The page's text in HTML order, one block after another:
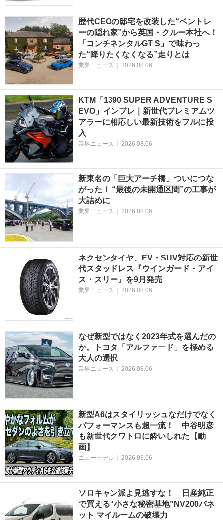
歴代CEOの邸宅を改装した“ベントレ
ーの隠れ家”から英国・クルー本社へ！
「コンチネンタルGT S」で味わっ
た“降りたくなくなる”走りとは
業界ニュース | 2026.08.06
KTM「1390 SUPER ADVENTURE S
EVO」インプレ｜新世代プレミアムツ
アラーに相応しい最新技術をフルに投
入
業界ニュース | 2026.08.06
新東名の「巨大アーチ橋」ついにつな
がった！ “最後の未開通区間”の工事が
大詰めに
業界ニュース | 2026.08.06
ネクセンタイヤ、EV・SUV対応の新世
代スタッドレス『ウインガード・アイ
ス・スリー』を9月発売
業界ニュース | 2026.08.06
なぜ新型ではなく2023年式を選んだの
か。トヨタ「アルファード」を極める
大人の選択
業界ニュース | 2026.08.06
新型A6はスタイリッシュなだけでなく
パフォーマンスも超一流！ 中谷明彦
も新世代クワトロに酔いしれた【動
画】
ニューモデル 2026.08.06
ソロキャン派よ見逃すな！ 日産純正
で買える“小さな秘密基地”NV200バネ
ット マイルームの破壊力